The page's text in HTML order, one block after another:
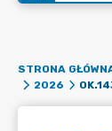
STRONA
2026